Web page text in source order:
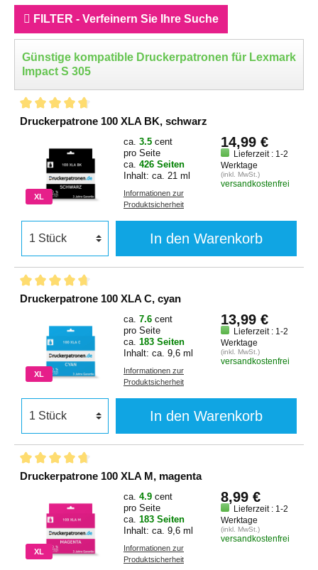
FILTER - Verfeinern Sie Ihre Suche
Günstige kompatible Druckerpatronen für Lexmark
Impact S 305
Druckerpatrone 100 XLA BK, schwarz
XL
ca. 3.5 cent
pro Seite
ca. 426 Seiten
Inhalt: ca. 21 ml
Informationen zur
Produktsicherheit
14,99 €
Lieferzeit : 1-2
Werktage
(inkl. MwSt.)
versandkostenfrei
In den Warenkorb
Druckerpatrone 100 XLA C, cyan
XL
ca. 7.6 cent
pro Seite
ca. 183 Seiten
Inhalt: ca. 9,6 ml
Informationen zur
Produktsicherheit
13,99 €
Lieferzeit : 1-2
Werktage
(inkl. MwSt.)
versandkostenfrei
In den Warenkorb
Druckerpatrone 100 XLA M, magenta
XL
ca. 4.9 cent
pro Seite
ca. 183 Seiten
Inhalt: ca. 9,6 ml
Informationen zur
Produktsicherheit
8,99 €
Lieferzeit : 1-2
Werktage
(inkl. MwSt.)
versandkostenfrei